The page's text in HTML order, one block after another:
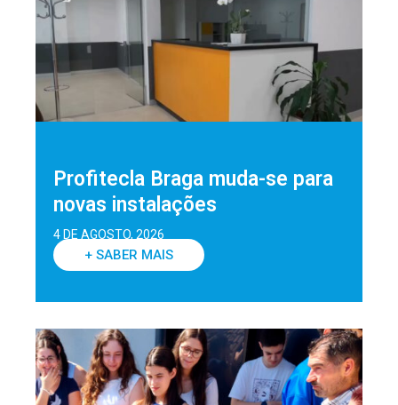
Profitecla Braga muda-se para
novas instalações
4 DE AGOSTO, 2026
+ SABER MAIS